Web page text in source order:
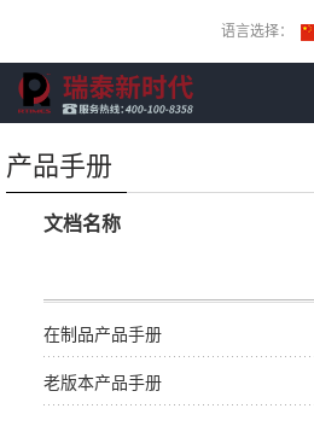
语言选择：
产品手册
文档名称
在制品产品手册
老版本产品手册